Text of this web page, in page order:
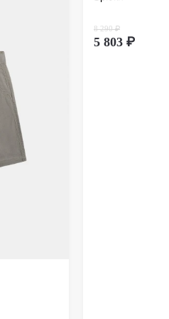
почтой России. Более подробно
8 290 ₽
5 803 ₽